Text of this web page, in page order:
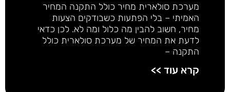
מערכת סולארית מחיר כולל התקנה המחיר
האמיתי – בלי הפתעות כשבודקים הצעות
מחיר, חשוב להבין מה כלול ומה לא. לכן כדאי
לדעת את המחיר של מערכת סולארית כולל
התקנה –
קרא עוד >>